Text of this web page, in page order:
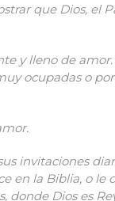
que Dios, el
y lleno de
ocupadas o
invitaciones
en la Biblia, o
Dios es